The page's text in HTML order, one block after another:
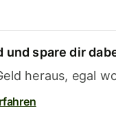
und spare dir
heraus, egal